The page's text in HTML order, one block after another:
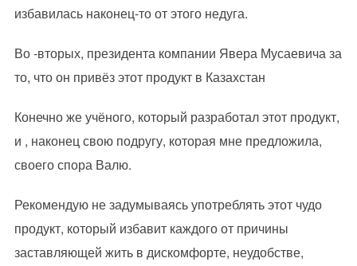
избавилась наконец-то от этого недуга.
Во -вторых, президента компании Явера Мусаевича за
то, что он привёз этот продукт в Казахстан
Конечно же учёного, который разработал этот продукт,
и , наконец свою подругу, которая мне предложила,
своего спора Валю.
Рекомендую не задумываясь употреблять этот чудо
продукт, который избавит каждого от причины
заставляющей жить в дискомфорте, неудобстве,